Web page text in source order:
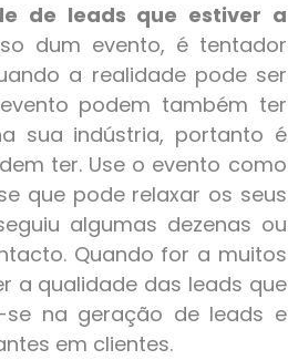
de leads que estiver a
dum evento, é tentador
a realidade pode ser
podem também ter
sua indústria, portanto é
ter. Use o evento como
que pode relaxar os seus
algumas dezenas ou
Quando for a muitos
a qualidade das leads que
na geração de leads e
em clientes.